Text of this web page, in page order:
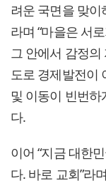
려운 국면을 맞이
라며 “마을은 서
그 안에서 감정
도로 경제발전이
및 이동이 빈번하
다.
이어 “지금 대한
다. 바로 교회”라